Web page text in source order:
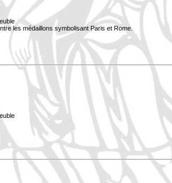
les médaillons symbolisant Paris et Rome.